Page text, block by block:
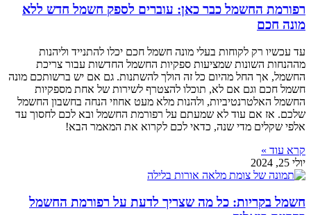
רפורמת החשמל כבר כאן: עוברים לספק חשמל חדש ללא
מונה חכם
עד עכשיו רק לקוחות בעלי מונה חשמל חכם יכלו להתנייד וליהנות
מההנחות השונות שמציעות ספקיות החשמל החדשות עבור צריכת
החשמל, אך החל מהיום כל זה הולך להשתנות. גם אם יש ברשותכם מונה
חשמל חכם וגם אם לא, תוכלו להצטרף לשירות של אחת מספקיות
החשמל האלטרנטיביות, ולהנות מלא מעט אחוזי הנחה בחשבון החשמל
שלכם. אז אם עוד לא שמעתם על רפורמת החשמל ובא לכם לחסוך עד
אלפי שקלים מדי שנה, כדאי לכם לקרוא את המאמר הבא!
קרא עוד »
יולי 25, 2024
חשמל בקריות: כל מה שצריך לדעת על רפורמת החשמל